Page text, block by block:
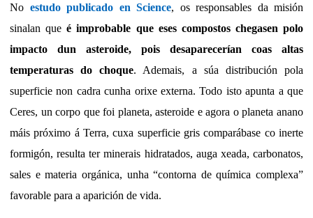
No estudo publicado en Science, os responsables da misión
sinalan queé improbable que eses compostos chegasen polo
impacto dun asteroide, pois desaparecerían coas altas
temperaturas do choque. Ademais, a súa distribución pola
superficie non cadra cunha orixe externa. Todo isto apunta a que
Ceres, un corpo que foi planeta, asteroide e agora o planeta anano
máis próximo á Terra, cuxa superficie gris comparábase co inerte
formigón, resulta ter minerais hidratados, auga xeada, carbonatos,
sales e materia orgánica, unha “contorna de química complexa”
favorable para a aparición de vida.